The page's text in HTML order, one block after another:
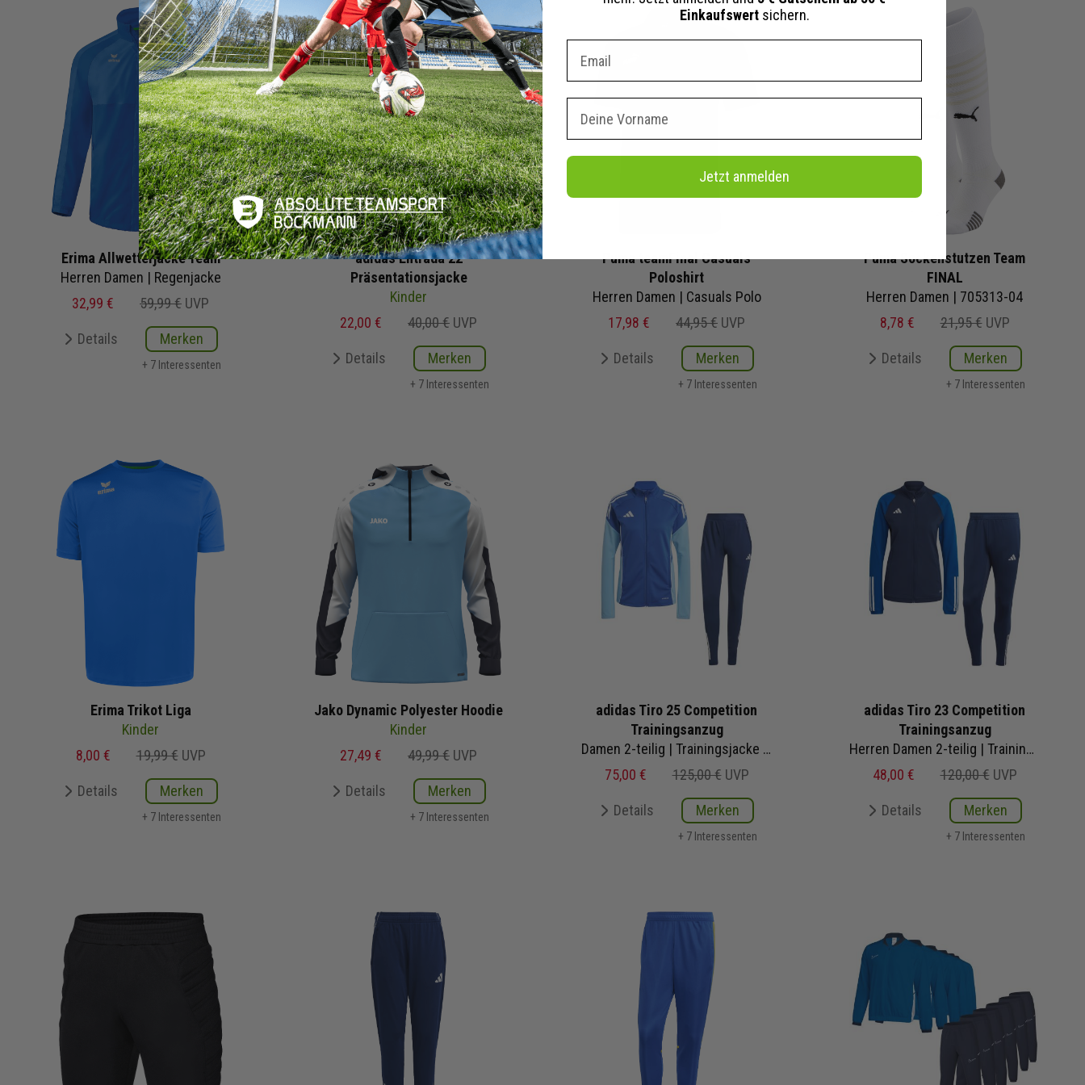
Erima Allwetterjacke Team
Herren Damen | Regenjacke
32,99 €
59,99 € UVP
Details Merken
+ 7 Interessenten
adidas Entrada 22
Präsentationsjacke
Kinder
22,00 €
40,00 € UVP
Details Merken
+ 7 Interessenten
Puma teamFinal Casuals
Poloshirt
Herren Damen | Casuals Polo
17,98 €
44,95 € UVP
Details Merken
+ 7 Interessenten
Puma Sockenstutzen Team
FINAL
Herren Damen | 705313-04
8,78 €
21,95 € UVP
Details Merken
+ 7 Interessenten
Erima Trikot Liga
Kinder
8,00 €
19,99 € UVP
Details Merken
+ 7 Interessenten
Jako Dynamic Polyester Hoodie
Kinder
27,49 €
49,99 € UVP
Details Merken
+ 7 Interessenten
adidas Tiro 25 Competition
Trainingsanzug
Damen 2-teilig | Trainingsjacke Damen Trainingshose
75,00 €
125,00 € UVP
Details Merken
+ 7 Interessenten
adidas Tiro 23 Competition
Trainingsanzug
Herren Damen 2-teilig | Trainingsjacke Trainingshose | IC4607
48,00 €
120,00 € UVP
Details Merken
+ 7 Interessenten
Einkaufswertsichern.
Jetzt anmelden